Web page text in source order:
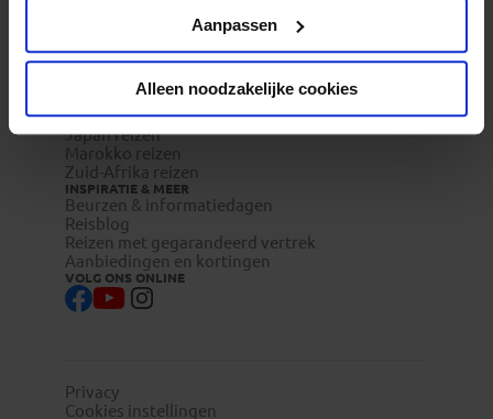
Aanpassen
Alleen noodzakelijke cookies
POPULAIRE GROEPSREIZEN
Vietnam reizen
Costa Rica reizen
Indonesie reizen
Japan reizen
Marokko reizen
Zuid-Afrika reizen
INSPIRATIE & MEER
Beurzen & informatiedagen
Reisblog
Reizen met gegarandeerd vertrek
Aanbiedingen en kortingen
VOLG ONS ONLINE
Privacy
Cookies instellingen